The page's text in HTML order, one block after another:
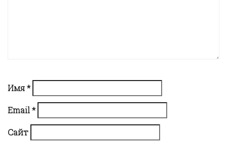
i
o
Имя*
Email*
Сайт